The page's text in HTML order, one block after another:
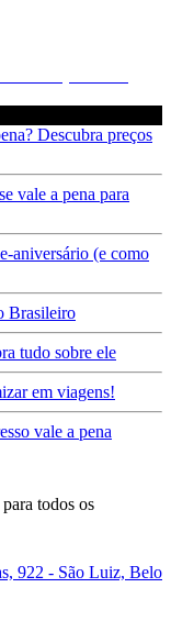
Descubra preços
vale a pena para
aniversário (e como
Brasileiro
tudo sobre ele
em viagens!
vale a pena
todos os
922 - São Luiz, Belo